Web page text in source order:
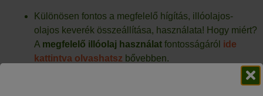
Különösen fontos a megfelelő hígítás, illóolajos-
olajos keverék összeállítása, használata! Hogy miért?
A megfelelő illóolaj használat fontosságáról ide
kattintva olvashatsz bővebben.